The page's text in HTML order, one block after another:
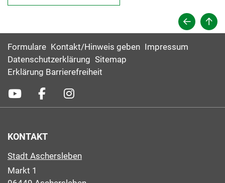
Formulare Kontakt/Hinweis geben Impressum
Datenschutzerklärung Sitemap
Erklärung Barrierefreiheit
KONTAKT
Stadt Aschersleben
Markt 1